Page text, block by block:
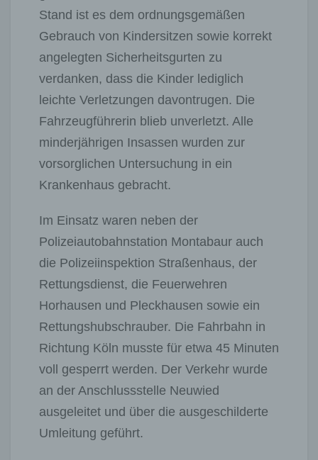
Stand ist es dem ordnungsgemäßen
Gebrauch von Kindersitzen sowie korrekt
angelegten Sicherheitsgurten zu
verdanken, dass die Kinder lediglich
leichte Verletzungen davontrugen. Die
Fahrzeugführerin blieb unverletzt. Alle
minderjährigen Insassen wurden zur
vorsorglichen Untersuchung in ein
Krankenhaus gebracht.
Im Einsatz waren neben der
Polizeiautobahnstation Montabaur auch
die Polizeiinspektion Straßenhaus, der
Rettungsdienst, die Feuerwehren
Horhausen und Pleckhausen sowie ein
Rettungshubschrauber. Die Fahrbahn in
Richtung Köln musste für etwa 45 Minuten
voll gesperrt werden. Der Verkehr wurde
an der Anschlussstelle Neuwied
ausgeleitet und über die ausgeschilderte
Umleitung geführt.